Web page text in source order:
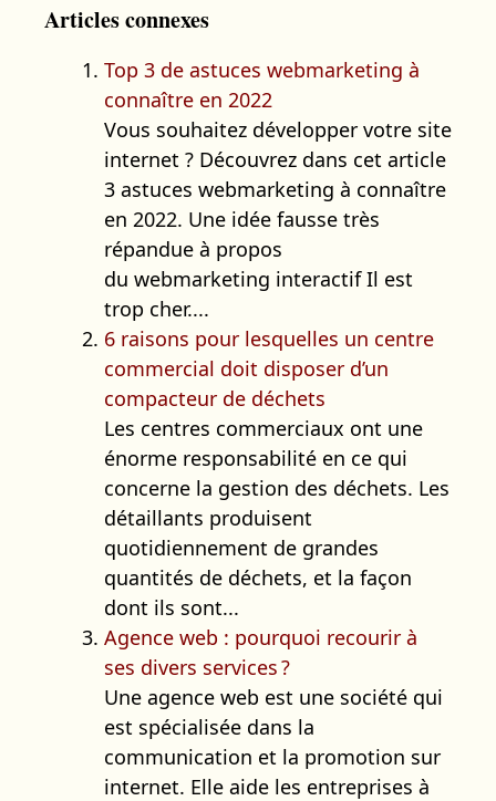
Articles connexes
Top 3 de astuces webmarketing à
connaître en 2022
Vous souhaitez développer votre site
internet ? Découvrez dans cet article
3 astuces webmarketing à connaître
en 2022. Une idée fausse très
répandue à propos
du webmarketing interactif Il est
trop cher....
6 raisons pour lesquelles un centre
commercial doit disposer d’un
compacteur de déchets
Les centres commerciaux ont une
énorme responsabilité en ce qui
concerne la gestion des déchets. Les
détaillants produisent
quotidiennement de grandes
quantités de déchets, et la façon
dont ils sont...
Agence web : pourquoi recourir à
ses divers services ?
Une agence web est une société qui
est spécialisée dans la
communication et la promotion sur
internet. Elle aide les entreprises à